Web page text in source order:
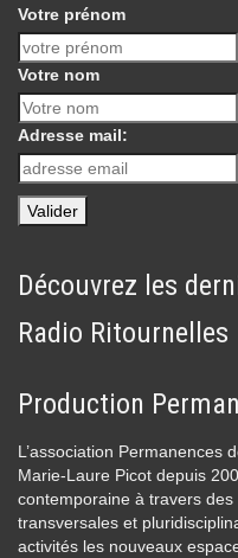
Votre prénom
Votre nom
Adresse mail:
Découvrez les
Radio Ritournelles
Production
L’association Permanences
Marie-Laure Picot depuis
contemporaine à travers
transversales et
activités les nouveaux